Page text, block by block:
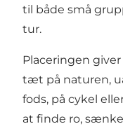
til både små
tur.
Placeringen
tæt på naturen,
fods, på cykel
at finde ro,